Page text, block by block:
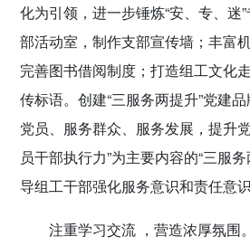
化为引领，进一步锤炼“安、专、迷
部活动室，制作支部宣传墙；丰富
完善图书借阅制度；打造组工文化
传标语。创建“三服务两提升”党建
党员、服务群众、服务发展，提升
员干部执行力”为主要内容的“三服
导组工干部强化服务意识和责任意识
注重学习交流 ，营造浓厚氛围。